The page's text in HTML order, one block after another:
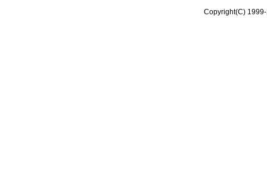
Copyright(C)